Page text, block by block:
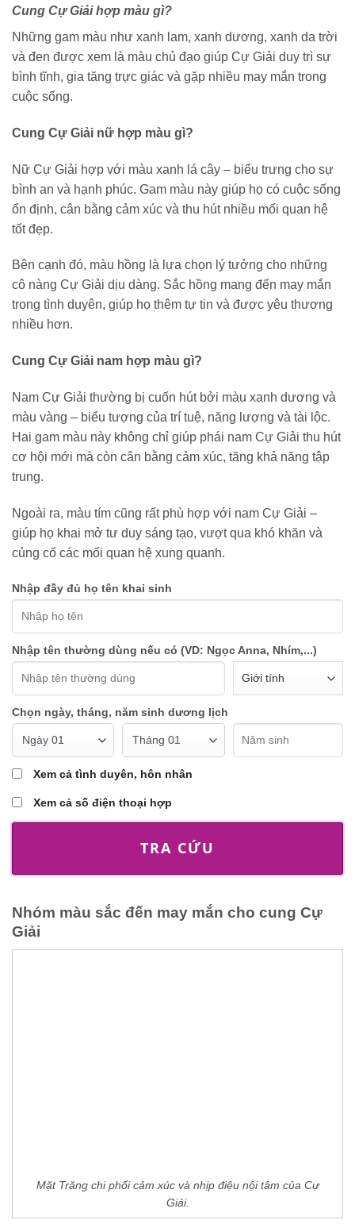
Cung Cự Giải hợp màu gì?
Những gam màu như xanh lam, xanh dương, xanh da trời
và đen được xem là màu chủ đạo giúp Cự Giải duy trì sự
bình tĩnh, gia tăng trực giác và gặp nhiều may mắn trong
cuộc sống.
Cung Cự Giải nữ hợp màu gì?
Nữ Cự Giải hợp với màu xanh lá cây – biểu trưng cho sự
bình an và hạnh phúc. Gam màu này giúp họ có cuộc sống
ổn định, cân bằng cảm xúc và thu hút nhiều mối quan hệ
tốt đẹp.
Bên cạnh đó, màu hồng là lựa chọn lý tưởng cho những
cô nàng Cự Giải dịu dàng. Sắc hồng mang đến may mắn
trong tình duyên, giúp họ thêm tự tin và được yêu thương
nhiều hơn.
Cung Cự Giải nam hợp màu gì?
Nam Cự Giải thường bị cuốn hút bởi màu xanh dương và
màu vàng – biểu tượng của trí tuệ, năng lượng và tài lộc.
Hai gam màu này không chỉ giúp phái nam Cự Giải thu hút
cơ hội mới mà còn cân bằng cảm xúc, tăng khả năng tập
trung.
Ngoài ra, màu tím cũng rất phù hợp với nam Cự Giải –
giúp họ khai mở tư duy sáng tạo, vượt qua khó khăn và
củng cố các mối quan hệ xung quanh.
Nhập đầy đủ họ tên khai sinh
Nhập tên thường dùng nếu có (VD: Ngọc Anna, Nhím,...)
Chọn ngày, tháng, năm sinh dương lịch
Xem cả tình duyên, hôn nhân
Xem cả số điện thoại hợp
TRA CỨU
Nhóm màu sắc đến may mắn cho cung Cự
Giải
Mặt Trăng chi phối cảm xúc và nhịp điệu nội tâm của Cự
Giải.